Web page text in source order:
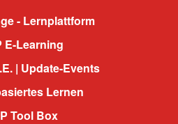
- Lernplattform
E-Learning
| Update-Events
Lernen
Tool Box